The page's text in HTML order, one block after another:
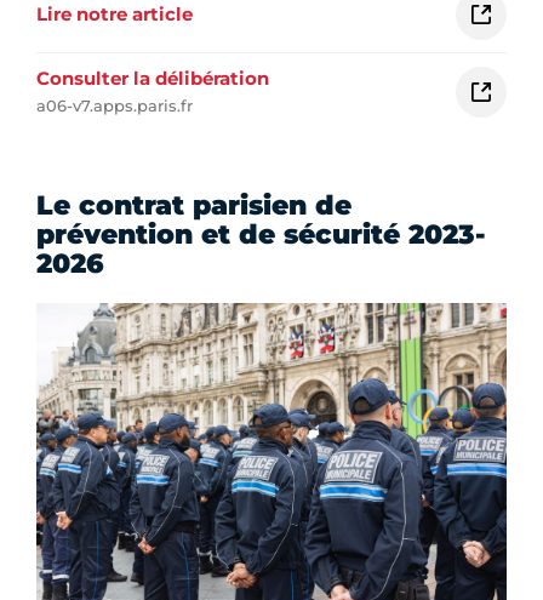
Lire notre article
Consulter la délibération
a06-v7.apps.paris.fr
Le contrat parisien de
prévention et de sécurité 2023-
2026